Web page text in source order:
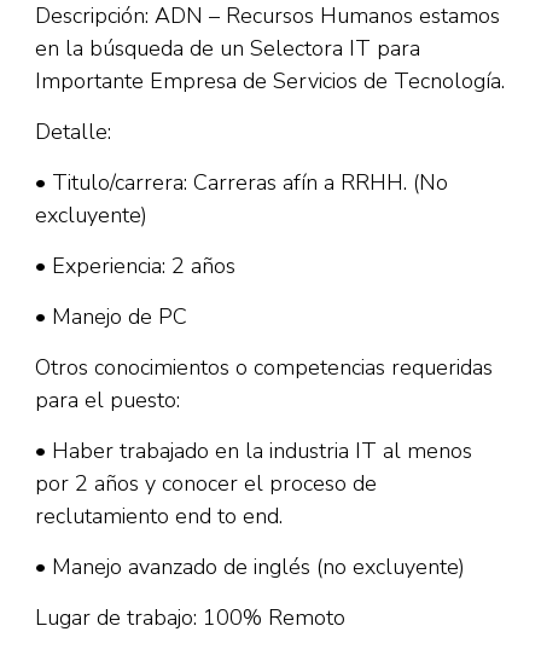
Descripción: ADN – Recursos Humanos estamos
en la búsqueda de un Selectora IT para
Importante Empresa de Servicios de Tecnología.
Detalle:
• Titulo/carrera: Carreras afín a RRHH. (No
excluyente)
• Experiencia: 2 años
• Manejo de PC
Otros conocimientos o competencias requeridas
para el puesto:
• Haber trabajado en la industria IT al menos
por 2 años y conocer el proceso de
reclutamiento end to end.
• Manejo avanzado de inglés (no excluyente)
Lugar de trabajo: 100% Remoto